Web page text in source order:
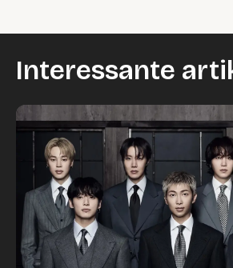
Interessante